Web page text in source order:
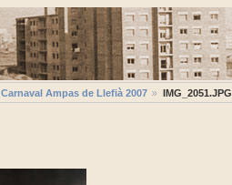
Carnaval Ampas de Llefià 2007 IMG_2051.JPG